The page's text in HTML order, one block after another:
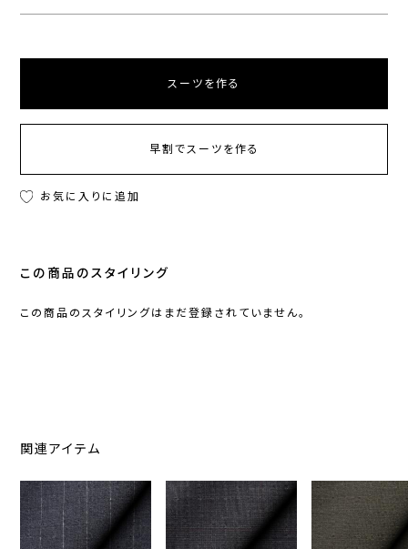
スーツを作る
早割でスーツを作る
お気に入りに追加
この商品のスタイリング
この商品のスタイリングはまだ登録されていません。
関連アイテム